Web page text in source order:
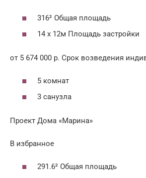
316² Общая площадь
14 x 12м Площадь застройки
от 5 674 000 р. Срок возведения
5 комнат
3 санузла
Проект Дома «Марина»
В избранное
291.6² Общая площадь